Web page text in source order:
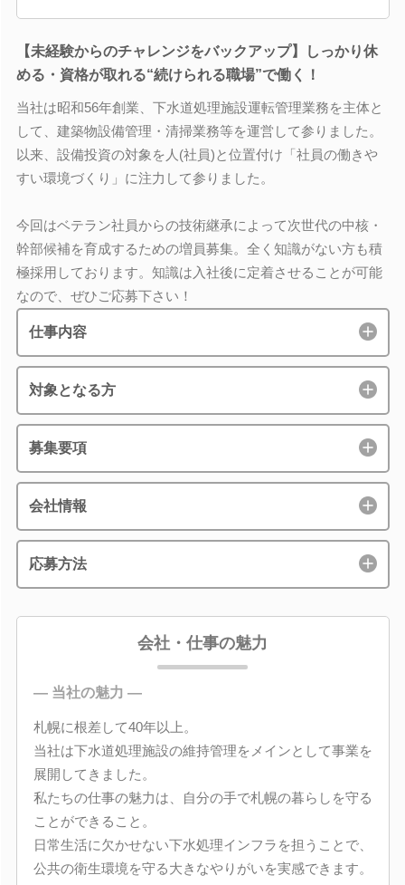
【未経験からのチャレンジをバックアップ】しっかり休
める・資格が取れる“続けられる職場”で働く！
当社は昭和56年創業、下水道処理施設運転管理業務を主体と
して、建築物設備管理・清掃業務等を運営して参りました。
以来、設備投資の対象を人(社員)と位置付け「社員の働きや
すい環境づくり」に注力して参りました。
今回はベテラン社員からの技術継承によって次世代の中核・
幹部候補を育成するための増員募集。全く知識がない方も積
極採用しております。知識は入社後に定着させることが可能
なので、ぜひご応募下さい！
仕事内容
対象となる方
募集要項
会社情報
応募方法
会社・仕事の魅力
― 当社の魅力 ―
札幌に根差して40年以上。
当社は下水道処理施設の維持管理をメインとして事業を
展開してきました。
私たちの仕事の魅力は、自分の手で札幌の暮らしを守る
ことができること。
日常生活に欠かせない下水処理インフラを担うことで、
公共の衛生環境を守る大きなやりがいを実感できます。